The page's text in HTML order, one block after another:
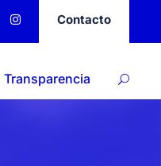
Contacto
Transparencia